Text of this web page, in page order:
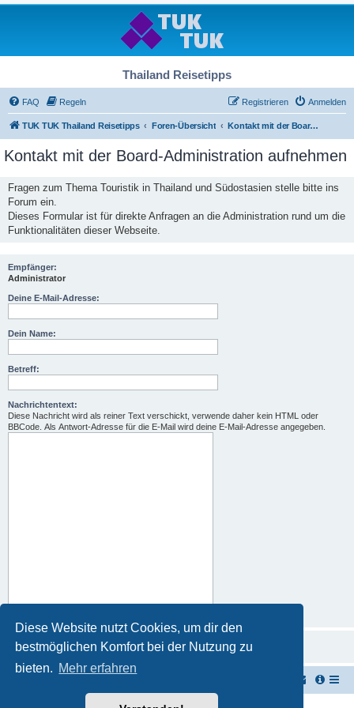
Diese Website nutzt Cookies, um dir den
bestmöglichen Komfort bei der Nutzung zu
bieten. Mehr erfahren
Thailand Reisetipps
FAQ Regeln Anmelden
Registrieren
TUK TUK Thailand Reisetipps Foren-Übersicht Kontakt mit der Board-Administration aufnehmen
Kontakt mit der Board-Administration aufnehmen
Fragen zum Thema Touristik in Thailand und Südostasien stelle bitte ins
Forum ein.
Dieses Formular ist für direkte Anfragen an die Administration rund um die
Funktionalitäten dieser Webseite.
Empfänger:
Administrator
Deine E-Mail-Adresse:
Dein Name:
Betreff:
Nachrichtentext:
Diese Nachricht wird als reiner Text verschickt, verwende daher kein HTML oder
BBCode. Als Antwort-Adresse für die E-Mail wird deine E-Mail-Adresse angegeben.